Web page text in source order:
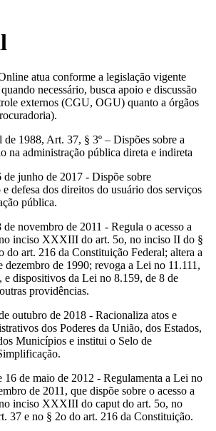
atua conforme a legislação vigente
necessário, busca apoio e discussão
externos (CGU, OGU) quanto a órgãos
de 1988, Art. 37, § 3º – Dispões sobre a
na administração pública direta e indireta
de junho de 2017 - Dispõe sobre
defesa dos direitos do usuário dos serviços
pública.
novembro de 2011 - Regula o acesso a
inciso XXXIII do art. 5o, no inciso II do §
do art. 216 da Constituição Federal; altera a
dezembro de 1990; revoga a Lei no 11.111,
e dispositivos da Lei no 8.159, de 8 de
providências.
outubro de 2018 - Racionaliza atos e
dos Poderes da União, dos Estados,
Municípios e institui o Selo de
16 de maio de 2012 - Regulamenta a Lei no
de 2011, que dispõe sobre o acesso a
inciso XXXIII do caput do art. 5o, no
37 e no § 2o do art. 216 da Constituição.